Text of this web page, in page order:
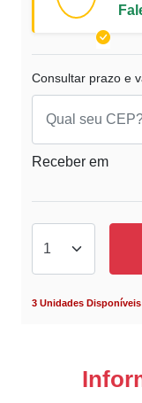
Consultar prazo e
Receber em
3 Unidades Disponíveis